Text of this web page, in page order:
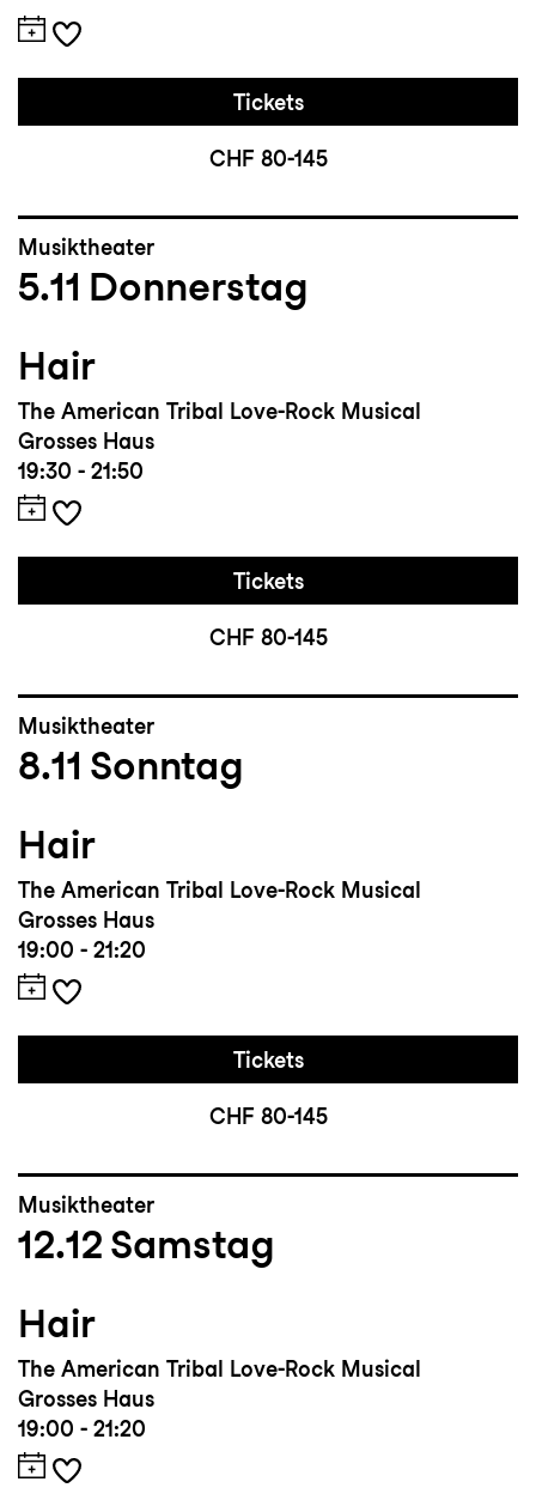
Tickets
CHF 80-145
Musiktheater
5.11 Donnerstag
Hair
The American Tribal Love-Rock Musical
Grosses Haus
19:30 - 21:50
Tickets
CHF 80-145
Musiktheater
8.11 Sonntag
Hair
The American Tribal Love-Rock Musical
Grosses Haus
19:00 - 21:20
Tickets
CHF 80-145
Musiktheater
12.12 Samstag
Hair
The American Tribal Love-Rock Musical
Grosses Haus
19:00 - 21:20